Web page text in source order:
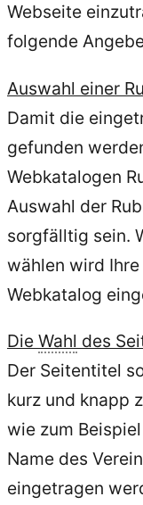
Webseite
folgende
Auswahl einer
Damit die
gefunden
Webkatalogen
Auswahl der
sorgfälltig sein.
wählen wird
Webkatalog
Die Wahl des
Der Seitentitel
kurz und knapp
wie zum
Name des
eingetragen